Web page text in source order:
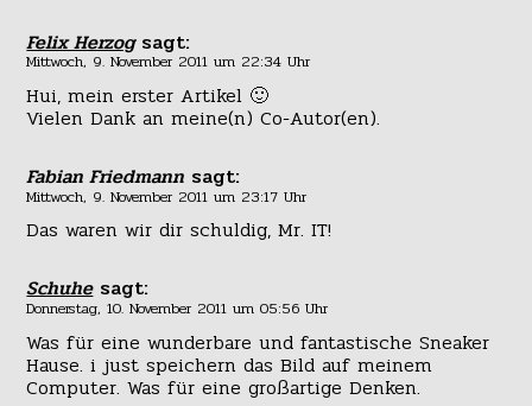
Felix Herzog sagt:
Mittwoch, 9. November 2011 um 22:34 Uhr
Hui, mein erster Artikel 🙂
Vielen Dank an meine(n) Co-Autor(en).
Fabian Friedmann sagt:
Mittwoch, 9. November 2011 um 23:17 Uhr
Das waren wir dir schuldig, Mr. IT!
Schuhe sagt:
Donnerstag, 10. November 2011 um 05:56 Uhr
Was für eine wunderbare und fantastische Sneaker
Hause. i just speichern das Bild auf meinem
Computer. Was für eine großartige Denken.